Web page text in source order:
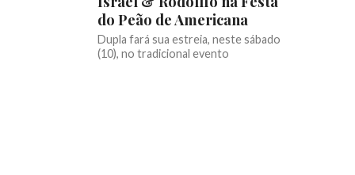
do Peão de Americana
Dupla fará sua estreia, neste sábado
(10), no tradicional evento